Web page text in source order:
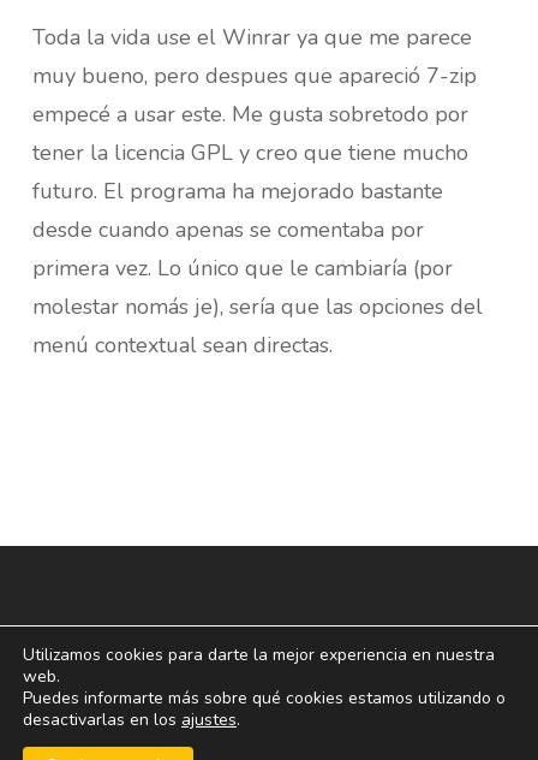
Toda la vida use el Winrar ya que me parece
muy bueno, pero despues que apareció 7-zip
empecé a usar este. Me gusta sobretodo por
tener la licencia GPL y creo que tiene mucho
futuro. El programa ha mejorado bastante
desde cuando apenas se comentaba por
primera vez. Lo único que le cambiaría (por
molestar nomás je), sería que las opciones del
menú contextual sean directas.
Utilizamos cookies para darte la mejor experiencia en nuestra
web.
Puedes informarte más sobre qué cookies estamos utilizando o
desactivarlas en los ajustes.